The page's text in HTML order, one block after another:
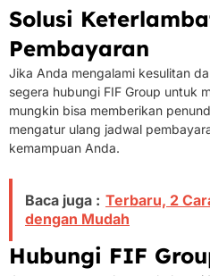
Solusi
Pembayaran
Jika Anda mengalami kesulitan
segera hubungi FIF Group untuk
mungkin bisa memberikan
mengatur ulang jadwal
kemampuan Anda.
Baca juga : Terbaru, 2
dengan Mudah
Hubungi FIF